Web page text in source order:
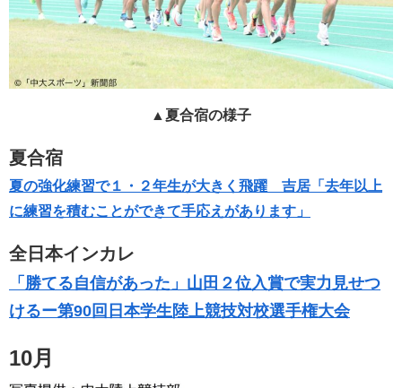
▲夏合宿の様子
夏合宿
夏の強化練習で１・２年生が大きく飛躍 吉居「去年以上
に練習を積むことができて手応えがあります」
全日本インカレ
「勝てる自信があった」山田２位入賞で実力見せつ
けるー第90回日本学生陸上競技対校選手権大会
10月